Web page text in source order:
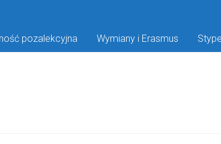
pozalekcyjna Wymiany i Erasmus